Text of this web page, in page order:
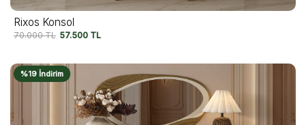
Rixos Konsol
70.000TL 57.500 TL
%19 İndirim